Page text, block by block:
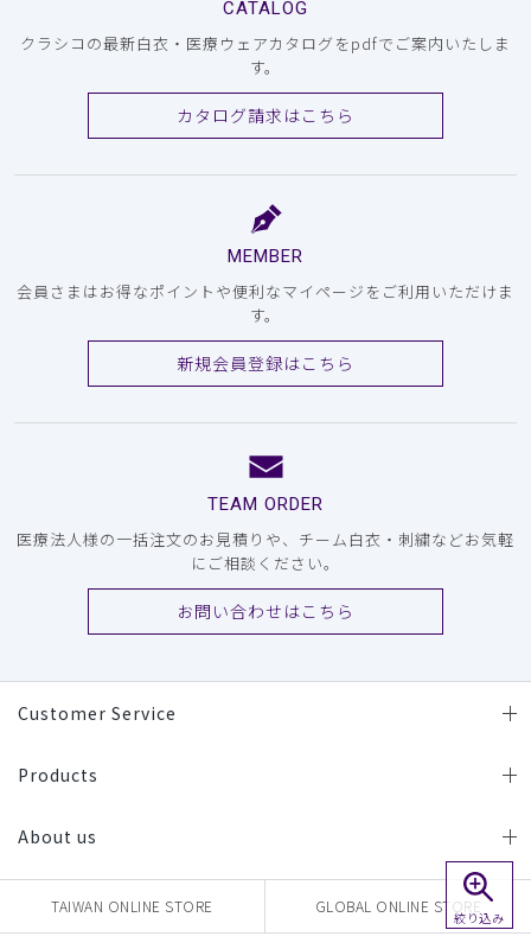
絞り込み
CATALOG
クラシコの最新白衣・医療ウェアカタログをpdfでご案内いたしま
す。
カタログ請求はこちら
MEMBER
会員さまはお得なポイントや便利なマイページをご利用いただけま
す。
新規会員登録はこちら
TEAM ORDER
医療法人様の一括注文のお見積りや、チーム白衣・刺繍などお気軽
にご相談ください。
お問い合わせはこちら
Customer Service
Products
About us
TAIWAN ONLINE STORE GLOBAL ONLINE STORE